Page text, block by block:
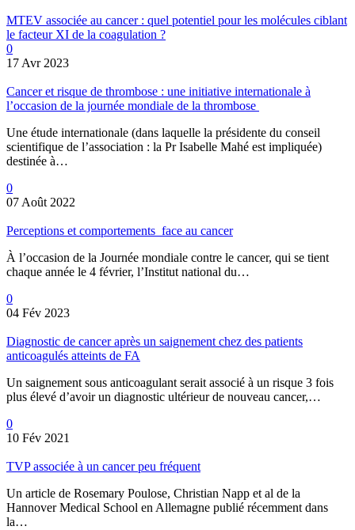
MTEV associée au cancer : quel potentiel pour les molécules ciblant
le facteur XI de la coagulation ?
0
17 Avr 2023
Cancer et risque de thrombose : une initiative internationale à
l’occasion de la journée mondiale de la thrombose
Une étude internationale (dans laquelle la présidente du conseil
scientifique de l’association : la Pr Isabelle Mahé est impliquée)
destinée à…
0
07 Août 2022
Perceptions et comportements face au cancer
À l’occasion de la Journée mondiale contre le cancer, qui se tient
chaque année le 4 février, l’Institut national du…
0
04 Fév 2023
Diagnostic de cancer après un saignement chez des patients
anticoagulés atteints de FA
Un saignement sous anticoagulant serait associé à un risque 3 fois
plus élevé d’avoir un diagnostic ultérieur de nouveau cancer,…
0
10 Fév 2021
TVP associée à un cancer peu fréquent
Un article de Rosemary Poulose, Christian Napp et al de la
Hannover Medical School en Allemagne publié récemment dans
la…